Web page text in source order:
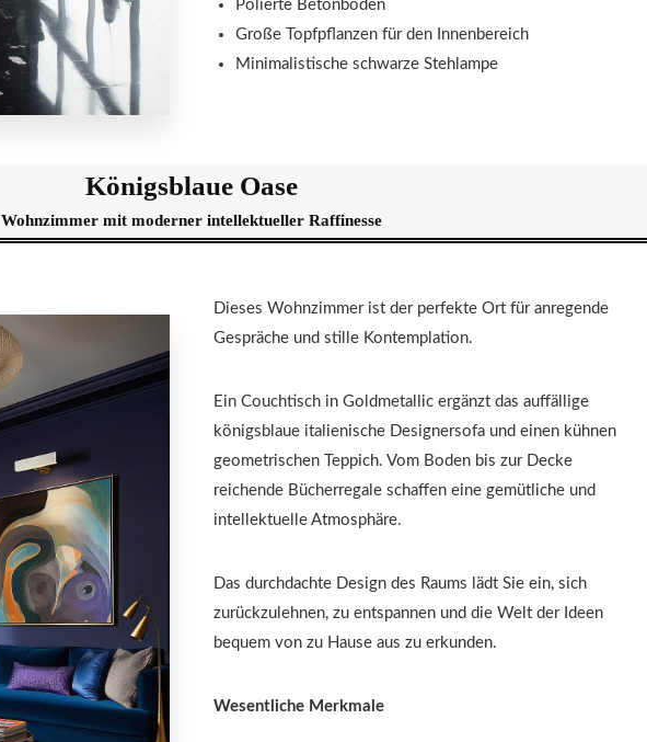
Polierte Betonböden
Große Topfpflanzen für den Innenbereich
Minimalistische schwarze Stehlampe
Königsblaue Oase
Wohnzimmer mit moderner intellektueller Raffinesse
Dieses Wohnzimmer ist der perfekte Ort für anregende
Gespräche und stille Kontemplation.
Ein Couchtisch in Goldmetallic ergänzt das auffällige
königsblaue italienische Designersofa und einen kühnen
geometrischen Teppich. Vom Boden bis zur Decke
reichende Bücherregale schaffen eine gemütliche und
intellektuelle Atmosphäre.
Das durchdachte Design des Raums lädt Sie ein, sich
zurückzulehnen, zu entspannen und die Welt der Ideen
bequem von zu Hause aus zu erkunden.
Wesentliche Merkmale